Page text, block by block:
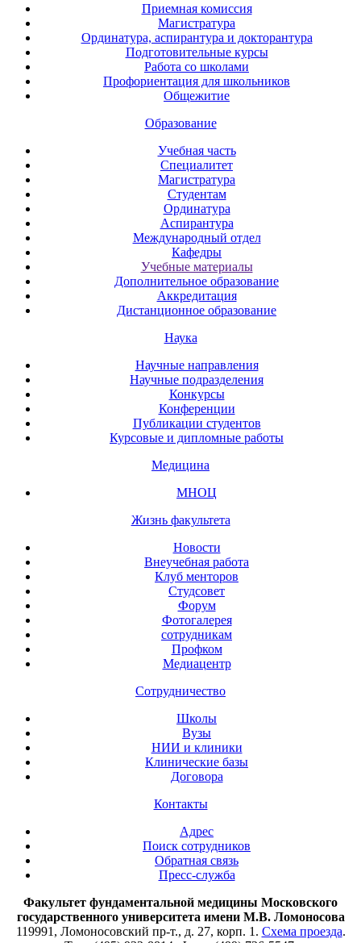
Приемная комиссия
Магистратура
Ординатура, аспирантура и докторантура
Подготовительные курсы
Работа со школами
Профориентация для школьников
Общежитие
Образование
Учебная часть
Специалитет
Магистратура
Студентам
Ординатура
Аспирантура
Международный отдел
Кафедры
Учебные материалы
Дополнительное образование
Аккредитация
Дистанционное образование
Наука
Научные направления
Научные подразделения
Конкурсы
Конференции
Публикации студентов
Курсовые и дипломные работы
Медицина
МНОЦ
Жизнь факультета
Новости
Внеучебная работа
Клуб менторов
Студсовет
Форум
Фотогалерея
сотрудникам
Профком
Медиацентр
Сотрудничество
Школы
Вузы
НИИ и клиники
Клинические базы
Договора
Контакты
Адрес
Поиск сотрудников
Обратная связь
Пресс-служба
Факультет фундаментальной медицины Московского
государственного университета имени М.В. Ломоносова
119991, Ломоносовский пр-т., д. 27, корп. 1. Схема проезда.